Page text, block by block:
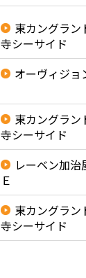
東カングラン
寺シーサイド
オーヴィジョ
東カングラン
寺シーサイド
レーベン加
Ｅ
東カングラン
寺シーサイド